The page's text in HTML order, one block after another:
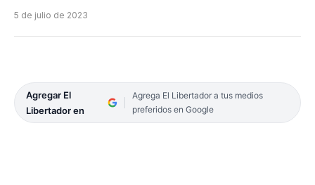
5 de julio de 2023
Agregar El
Libertador en
Agrega El Libertador a tus medios
preferidos en Google